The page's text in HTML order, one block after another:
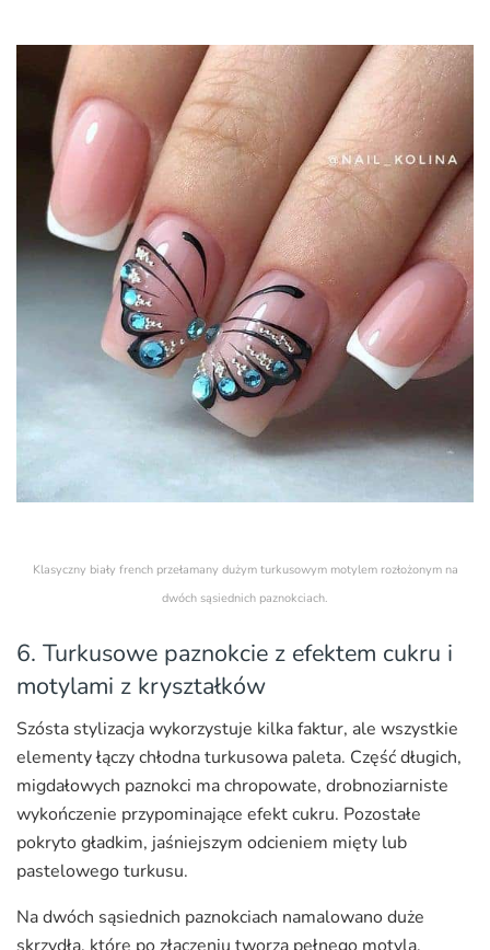
Klasyczny biały french przełamany dużym turkusowym motylem rozłożonym na
dwóch sąsiednich paznokciach.
6. Turkusowe paznokcie z efektem cukru i
motylami z kryształków
Szósta stylizacja wykorzystuje kilka faktur, ale wszystkie
elementy łączy chłodna turkusowa paleta. Część długich,
migdałowych paznokci ma chropowate, drobnoziarniste
wykończenie przypominające efekt cukru. Pozostałe
pokryto gładkim, jaśniejszym odcieniem mięty lub
pastelowego turkusu.
Na dwóch sąsiednich paznokciach namalowano duże
skrzydła, które po złączeniu tworzą pełnego motyla.